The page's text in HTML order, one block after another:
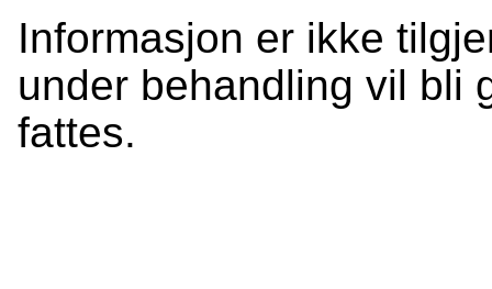
Informasjon er ikke
under behandling vil bli
fattes.